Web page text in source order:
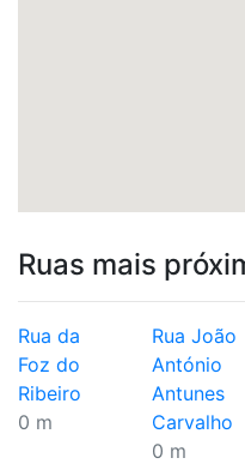
Ruas mais
Rua da
Foz do
Ribeiro
0 m
Rua João
António
Antunes
Carvalho
0 m